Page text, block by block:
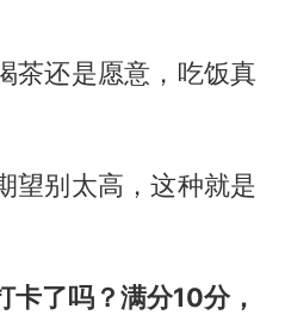
茶还是愿意，吃饭真
望别太高，这种就是
卡了吗？满分10分，